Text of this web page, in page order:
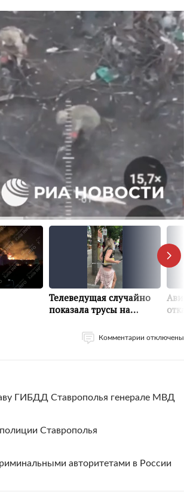
Комментарии отключены
ГИБДД Ставрополья генерале МВД
Ставрополья
авторитетами в России